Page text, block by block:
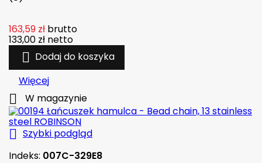
163,59 zł brutto
133,00 zł netto
 Dodaj do koszyka
Więcej
 W magazynie
 Szybki podgląd
Indeks: 007C-329E8